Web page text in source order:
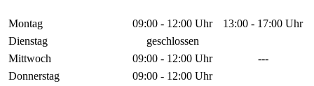
Montag 09:00 - 12:00 Uhr
13:00 - 17:00 Uhr
Dienstag
geschlossen
Mittwoch
09:00 - 12:00 Uhr
---
Donnerstag
09:00 - 12:00 Uhr